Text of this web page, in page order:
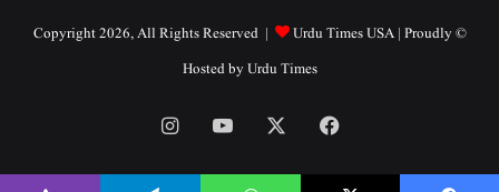
© Copyright 2026, All Rights Reserved |
Urdu Times USA| Proudly
Hosted byUrdu Times
Facebook
YouTube